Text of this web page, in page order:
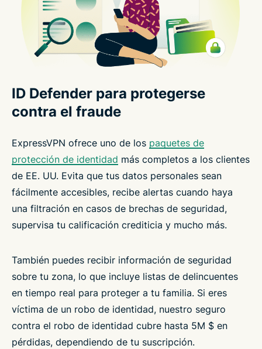
ID Defender para protegerse
contra el fraude
ExpressVPN ofrece uno de los paquetes de
protección de identidad más completos a los clientes
de EE. UU. Evita que tus datos personales sean
fácilmente accesibles, recibe alertas cuando haya
una filtración en casos de brechas de seguridad,
supervisa tu calificación crediticia y mucho más.
También puedes recibir información de seguridad
sobre tu zona, lo que incluye listas de delincuentes
en tiempo real para proteger a tu familia. Si eres
víctima de un robo de identidad, nuestro seguro
contra el robo de identidad cubre hasta 5M $ en
pérdidas, dependiendo de tu suscripción.